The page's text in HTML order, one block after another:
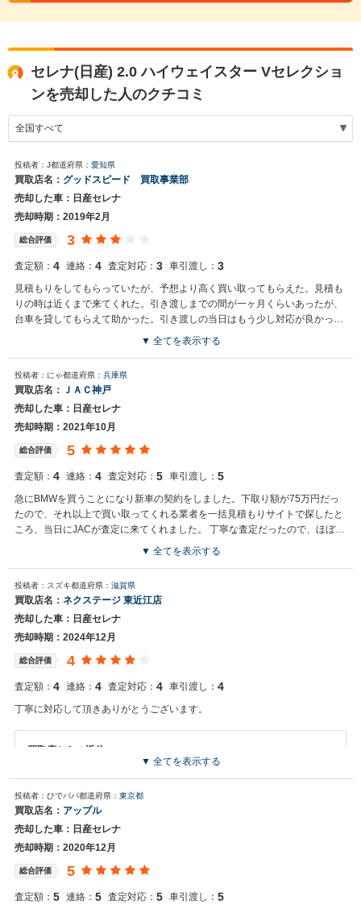
セレナ(日産) 2.0 ハイウェイスター Vセレクショ
ンを売却した人のクチコミ
投稿者：J都道府県： 愛知県
買取店名： グッドスピード 買取事業部
売却した車：日産セレナ
売却時期：2019年2月
総合評価 3
査定額： 4 連絡： 4 査定対応： 3 車引渡し： 3
見積もりをしてもらっていたが、予想より高く買い取ってもらえた。見積も
りの時は近くまで来てくれた。引き渡しまでの間が一ヶ月くらいあったが、
台車を貸してもらえて助かった。引き渡しの当日はもう少し対応が良かった
▼ 全てを表示する
投稿者：にゃ都道府県： 兵庫県
買取店名： ＪＡＣ神戸
売却した車：日産セレナ
売却時期：2021年10月
総合評価 5
査定額： 4 連絡： 4 査定対応： 5 車引渡し： 5
急にBMWを買うことになり新車の契約をしました。下取り額が75万円だっ
たので、それ以上で買い取ってくれる業者を一括見積もりサイトで探したと
ころ、当日にJACが査定に来てくれました。 丁寧な査定だったので、ほぼ確
定していましたが、念のため翌日に２社、見積もりしてもらいました。 しつ
こく売却を迫られたので、断りJACに決めました。 納車までの2週間は継続
後、自宅まで送ってくれました。 転売後は、車検証のコピーを送ってくれて
一ヶ月で転売完了教えてくれました。（個人情報は消してありました）
▼ 全てを表示する
投稿者：スズキ都道府県： 滋賀県
買取店名： ネクステージ 東近江店
売却した車：日産セレナ
売却時期：2024年12月
総合評価 4
査定額： 4 連絡： 4 査定対応： 4 車引渡し： 4
丁寧に対応して頂きありがとうございます。
買取店からの返信
お世話になっております。 株式会社ネクステージでございます。 この
た。 弊社スタッフの接客をお褒め頂き光栄です。 今後もご満足いただ
けるよう精進してまいります。 スタッフ一同、またのご利用お待ちし
ております。
▼ 全てを表示する
投稿者：ひでパパ都道府県： 東京都
買取店名： アップル
売却した車：日産セレナ
売却時期：2020年12月
総合評価 5
査定額： 5 連絡： 5 査定対応： 5 車引渡し： 5